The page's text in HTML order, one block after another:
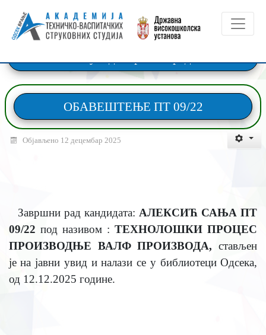
ОБАВЕШТЕЊЕ ПТ 09/22
Објављено 12 децембар 2025
Завршни рад кандидата: АЛЕКСИЋ САЊА ПТ
09/22 под називом :ТЕХНОЛОШКИ ПРОЦЕС
ПРОИЗВОДЊЕ ВАЛФ ПРОИЗВОДА,стављен
је на јавни увид и налази се у библиотеци Одсека,
од 12.12.2025 године.